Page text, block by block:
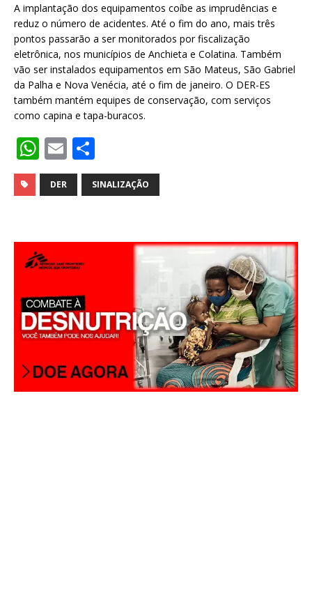
A implantação dos equipamentos coíbe as imprudências e
reduz o número de acidentes. Até o fim do ano, mais três
pontos passarão a ser monitorados por fiscalização
eletrônica, nos municípios de Anchieta e Colatina. Também
vão ser instalados equipamentos em São Mateus, São Gabriel
da Palha e Nova Venécia, até o fim de janeiro. O DER-ES
também mantém equipes de conservação, com serviços
como capina e tapa-buracos.
W
h
at
A
p
E
m
ai
h
ar
DER SINALIZAÇÃO